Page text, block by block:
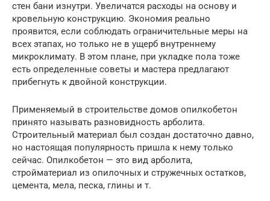
стен бани изнутри. Увеличатся расходы на основу и
кровельную конструкцию. Экономия реально
проявится, если соблюдать ограничительные меры на
всех этапах, но только не в ущерб внутреннему
микроклимату. В этом плане, при укладке пола тоже
есть определенные советы и мастера предлагают
прибегнуть к двойной конструкции.
Применяемый в строительстве домов опилкобетон
принято называть разновидность арболита.
Строительный материал был создан достаточно давно,
но настоящая популярность пришла к нему только
сейчас. Опилкобетон — это вид арболита,
стройматериал из опилочных и стружечных остатков,
цемента, мела, песка, глины и т.